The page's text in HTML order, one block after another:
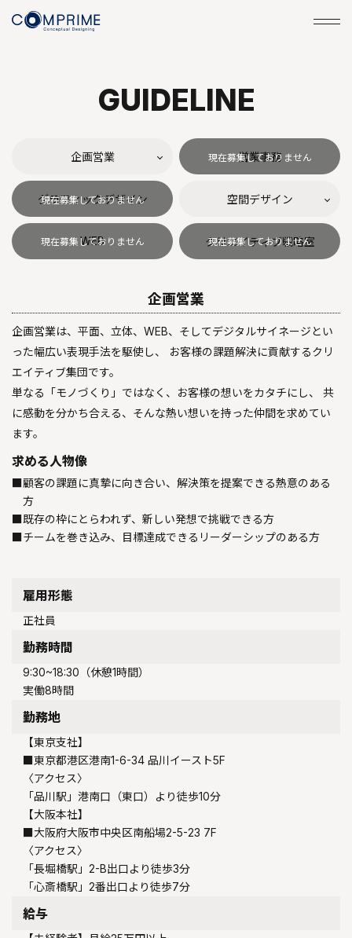
GUIDELINE
企画営業 営業事務
グラフィックデザイン 空間デザイン
WEB クリエイティブ戦略室
企画営業
企画営業は、平面、立体、WEB、そしてデジタルサイネージとい
った幅広い表現手法を駆使し、 お客様の課題解決に貢献するクリ
エイティブ集団です。
単なる「モノづくり」ではなく、お客様の想いをカタチにし、 共
に感動を分かち合える、そんな熱い想いを持った仲間を求めてい
ます。
求める人物像
顧客の課題に真摯に向き合い、解決策を提案できる熱意のある
方
既存の枠にとらわれず、新しい発想で挑戦できる方
チームを巻き込み、目標達成できるリーダーシップのある方
雇用形態
正社員
勤務時間
9:30~18:30（休憩1時間）
実働8時間
勤務地
【東京支社】
■東京都港区港南1-6-34 品川イースト5F
〈アクセス〉
「品川駅」港南口（東口）より徒歩10分
【大阪本社】
■大阪府大阪市中央区南船場2-5-23 7F
〈アクセス〉
「長堀橋駅」2-B出口より徒歩3分
「心斎橋駅」2番出口より徒歩7分
給与